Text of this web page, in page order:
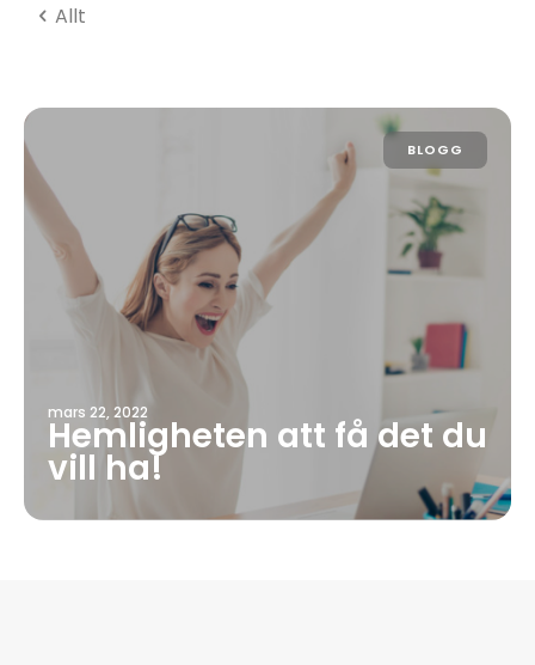
Allt
BLOGG
mars 22, 2022
Hemligheten att få det du
vill ha!